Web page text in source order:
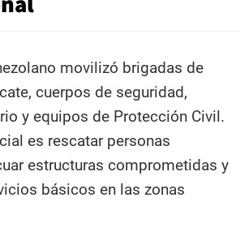
movilizó brigadas de
cuerpos de seguridad,
y equipos de Protección Civil.
es rescatar personas
estructuras comprometidas y
básicos en las zonas